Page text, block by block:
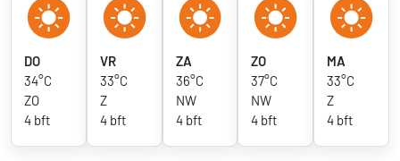
DO
34°C
ZO
4 bft
VR
33°C
Z
4 bft
ZA
36°C
NW
4 bft
ZO
37°C
NW
4 bft
MA
33°C
Z
4 bft